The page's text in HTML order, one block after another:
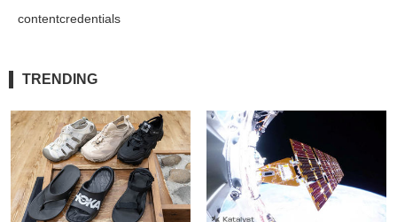
contentcredentials
TRENDING